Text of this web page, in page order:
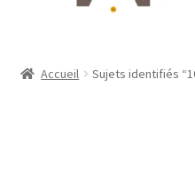
Accueil Sujets identifiés